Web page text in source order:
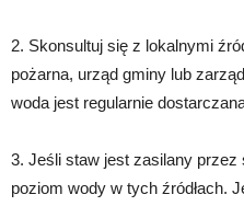
2. Skonsultuj się z lokalnymi
pożarna, urząd gminy lub
woda jest regularnie
3. Jeśli staw jest zasilany
poziom wody w tych źródłach.